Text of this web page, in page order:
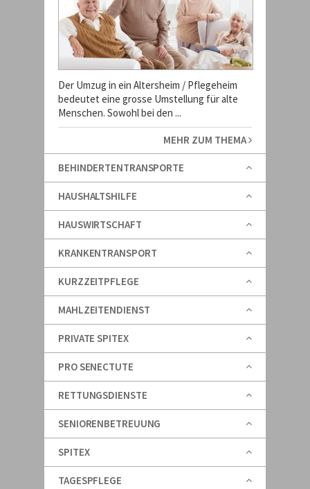
Der Umzug in ein Altersheim / Pflegeheim
bedeutet eine grosse Umstellung für alte
Menschen. Sowohl bei den ...
MEHR ZUM THEMA
BEHINDERTENTRANSPORTE
HAUSHALTSHILFE
HAUSWIRTSCHAFT
KRANKENTRANSPORT
KURZZEITPFLEGE
MAHLZEITENDIENST
PRIVATE SPITEX
PRO SENECTUTE
RETTUNGSDIENSTE
SENIORENBETREUUNG
SPITEX
TAGESPFLEGE